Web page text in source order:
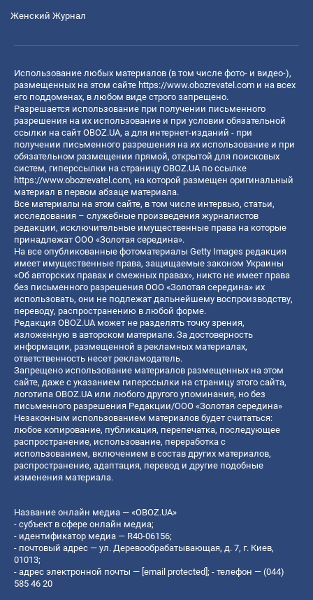
Женский Журнал
Использование любых материалов (в том числе фото- и видео-),
размещенных на этом сайте https://www.obozrevatel.com и на всех
его поддоменах, в любом виде строго запрещено.
Разрешается использование при получении письменного
разрешения на их использование и при условии обязательной
ссылки на сайт OBOZ.UA, а для интернет-изданий - при
получении письменного разрешения на их использование и при
обязательном размещении прямой, открытой для поисковых
систем, гиперссылки на страницу OBOZ.UA по ссылке
https://www.obozrevatel.com, на которой размещен оригинальный
материал в первом абзаце материала.
Все материалы на этом сайте, в том числе интервью, статьи,
исследования – служебные произведения журналистов
редакции, исключительные имущественные права на которые
принадлежат ООО «Золотая середина».
На все опубликованные фотоматериалы Getty Images редакция
имеет имущественные права, защищаемые законом Украины
«Об авторских правах и смежных правах», никто не имеет права
без письменного разрешения ООО «Золотая середина» их
использовать, они не подлежат дальнейшему воспроизводству,
переводу, распространению в любой форме.
Редакция OBOZ.UA может не разделять точку зрения,
изложенную в авторском материале. За достоверность
информации, размещенной в рекламных материалах,
ответственность несет рекламодатель.
Запрещено использование материалов размещенных на этом
сайте, даже с указанием гиперссылки на страницу этого сайта,
логотипа OBOZ.UA или любого другого упоминания, но без
письменного разрешения Редакции/ООО «Золотая середина»
Незаконным использованием материалов будет считаться:
любое копирование, публикация, перепечатка, последующее
распространение, использование, переработка с
использованием, включением в состав других материалов,
распространение, адаптация, перевод и другие подобные
изменения материала.
Название онлайн медиа — «OBOZ.UA»
- субъект в сфере онлайн медиа;
- идентификатор медиа — R40-06156;
- почтовый адрес — ул. Деревообрабатывающая, д. 7, г. Киев,
01013;
- адрес электронной почты — [email protected]; - телефон — (044)
585 46 20